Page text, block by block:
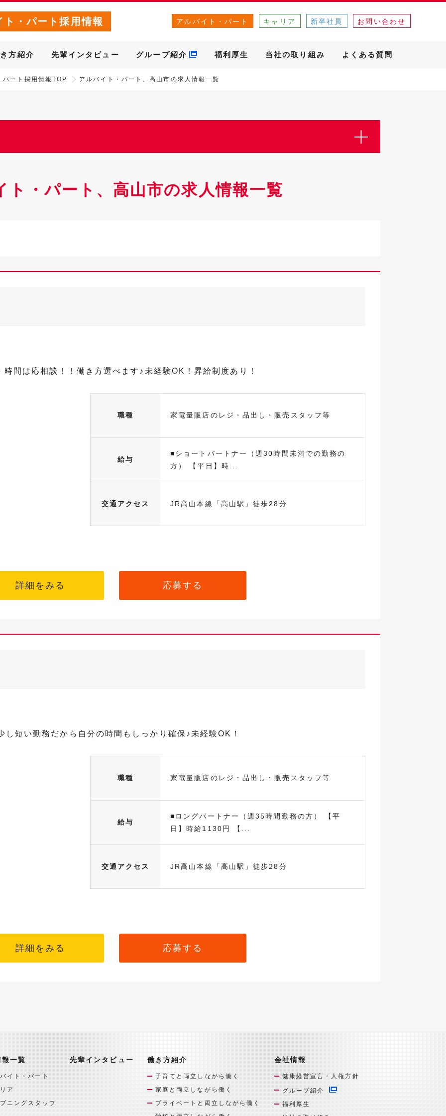
ト・パート採用情報 アルバイト・パート キャリア 新卒社員 お問い合わせ
方紹介 先輩インタビュー グループ紹介 福利厚生 当社の取り組み よくある質問
パート採用情報TOP アルバイト・パート、高山市の求人情報一覧
ト・パート、高山市の求人情報一覧
間は応相談！！働き方選べます♪未経験OK！昇給制度あり！
職種 家電量販店のレジ・品出し・販売スタッフ等
給与
■ショートパートナー（週30時間未満での勤務の
方） 【平日】時...
交通アクセス JR高山本線「高山駅」徒歩28分
詳細をみる 応募する
短い勤務だから自分の時間もしっかり確保♪未経験OK！
職種 家電量販店のレジ・品出し・販売スタッフ等
給与
■ロングパートナー（週35時間勤務の方） 【平
日】時給1130円 【...
交通アクセス JR高山本線「高山駅」徒歩28分
詳細をみる 応募する
報一覧
イト・パート
ア
ニングスタッフ
先輩インタビュー 働き方紹介
子育てと両立しながら働く
家庭と両立しながら働く
プライベートと両立しながら働く
会社情報
健康経営宣言・人権方針
グループ紹介
福利厚生